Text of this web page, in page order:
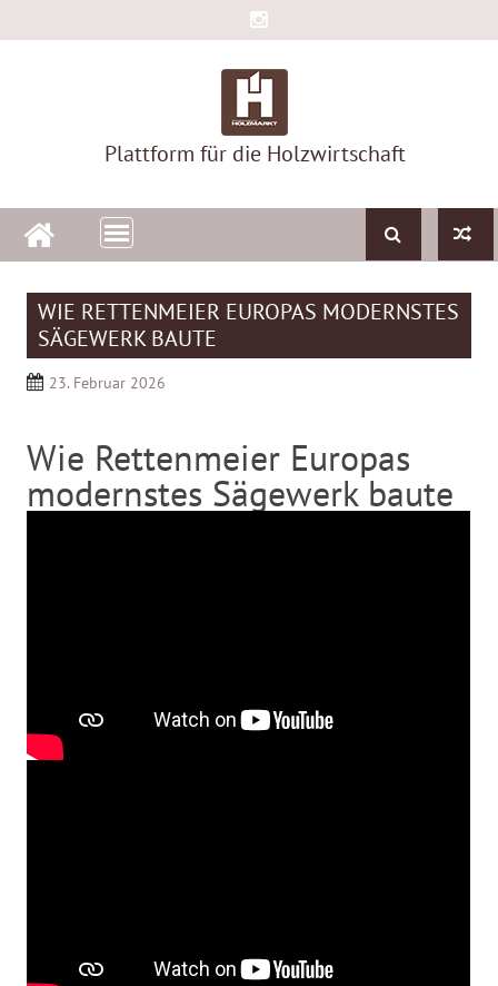
to
Plattform für die Holzwirtschaft
WIE RETTENMEIER EUROPAS MODERNSTES
SÄGEWERK BAUTE
23. Februar 2026
Wie Rettenmeier Europas
modernstes Sägewerk baute